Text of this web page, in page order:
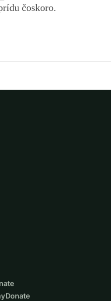
čoskoro.